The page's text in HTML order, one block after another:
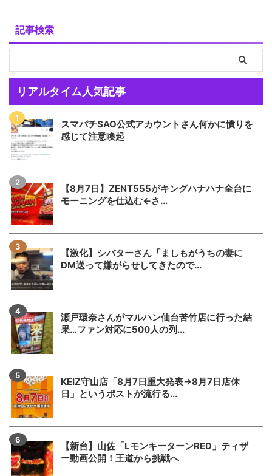
記事検索
リアルタイム人気記事
スマパチSAO公式アカウントさん何かに憤りを
感じて注意喚起
【8月7日】ZENT555がキングハナハナ全台に
モーニングを仕込む←さ...
【激化】シバターさん「ましもがうちの妻に
DM送って嫌がらせしてきたので...
瀬戸環奈さんがマルハン仙台苦竹店に行った結
果…ファン対応に500人の列...
KEIZ守山店「8月7日重大発表→8月7日店休
日」というポストが流行る...
【新台】山佐「LモンキーターンRED」ティザ
ー動画公開！王道から挑戦へ